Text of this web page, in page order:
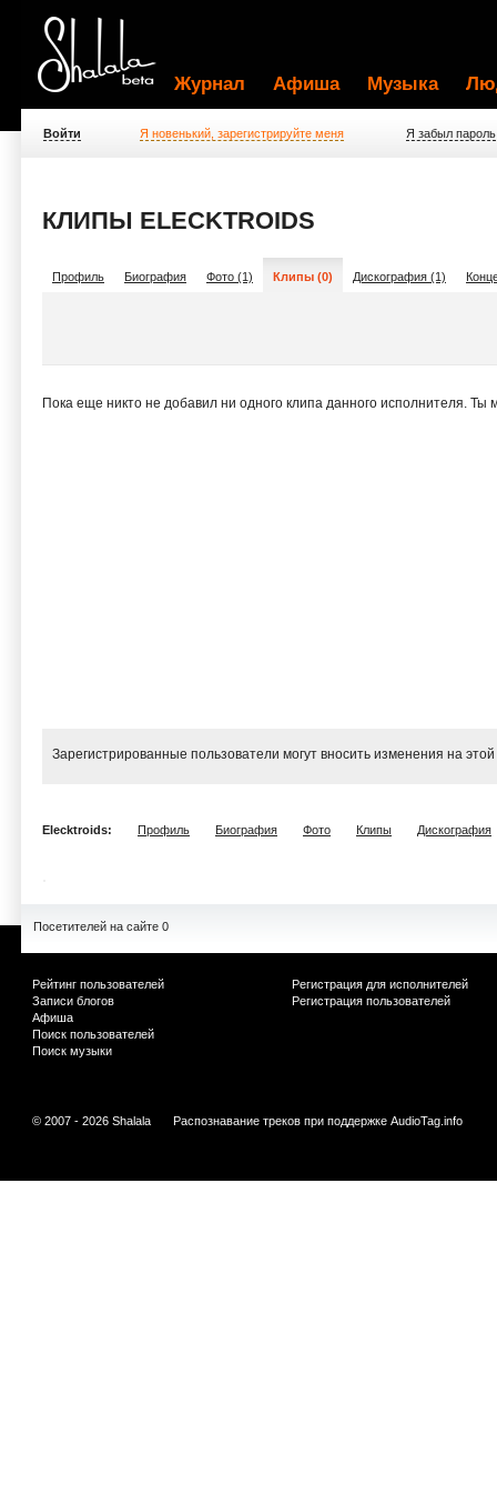
Журнал Афиша Музыка
Войти Я новенький, зарегистрируйте меня Я забыл пароль
КЛИПЫ ELECKTROIDS
Профиль Биография Фото (1) Клипы (0) Дискография (1)
Пока еще никто не добавил ни одного клипа данного исполнителя.
Зарегистрированные пользователи могут вносить изменения на
Elecktroids: Профиль Биография Фото Клипы Дискография
Посетителей на сайте 0
Рейтинг пользователей
Записи блогов
Афиша
Поиск пользователей
Поиск музыки
Регистрация для исполнителей
Регистрация пользователей
© 2007 - 2026 Shalala Распознавание треков при поддержке AudioTag.info